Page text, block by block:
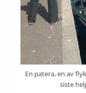
En patera, en av
siste